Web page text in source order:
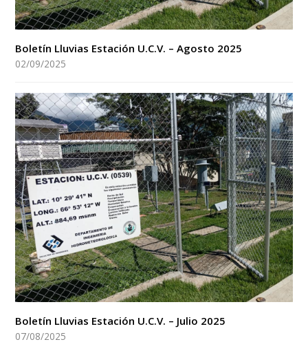
Boletín Lluvias Estación U.C.V. – Agosto 2025
02/09/2025
Boletín Lluvias Estación U.C.V. – Julio 2025
07/08/2025